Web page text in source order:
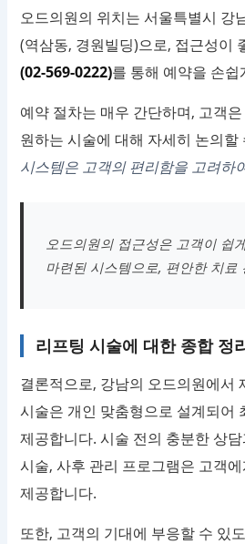
오드의원의 위치는 서울특별시 강
(역삼동, 경원빌딩)으로, 접근성이
(02-569-0222)를 통해 예약을 손
예약 절차는 매우 간단하며, 고객
원하는 시술에 대해 자세히 논의할
시스템은 고객의 편리함을 고려하
오드의원의 접근성은 고객이 쉽
마련된 시스템으로, 편안한 치료
리프팅 시술에 대한 종합 정
결론적으로, 강남의 오드의원에서
시술은 개인 맞춤형으로 설계되어
제공합니다. 시술 전의 충분한 상
시술, 사후 관리 프로그램은 고객
제공합니다.
또한, 고객의 기대에 부응할 수 있